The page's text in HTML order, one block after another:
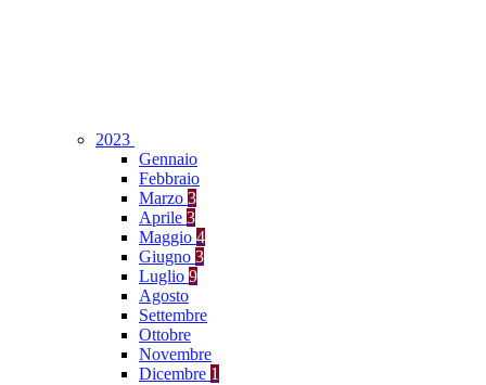
2023
Gennaio
Febbraio
Marzo 3
Aprile 3
Maggio 4
Giugno 3
Luglio 9
Agosto
Settembre
Ottobre
Novembre
Dicembre 1